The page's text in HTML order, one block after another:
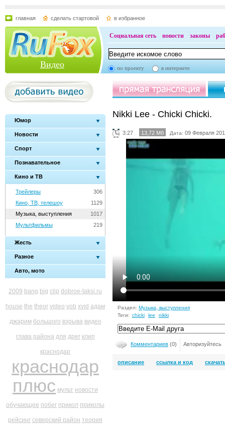
главная сделать стартовой в избранное
Видео
Социальная сеть новости законы
по проекту в интернете
Юмор
Новости
Спорт
Познавательное
Кино и ТВ
306
Трейлеры
1129
Кино, ТВ, телешоу
1017
Музыка, выступления
219
Мультфильмы
Жесть
Разное
Авто, мото
2009 bang big clip dobroe-taksi.ru
house the theor video vob xvid адам
джарим большого взрыва видео
глава района для дрег клип
краснодар
краснодар
плюс мульт новости
обучающее побег прикол приколы
рейсинг северский район теория
Nikki Lee - Chicki Chicki.
3:27 13,72 Мб Дата: 09 Февраля
Раздел: Музыка, выступления
Теги: chicki lee nikki
Комментариев (0) Авторизуйтесь
описание ссылка и код